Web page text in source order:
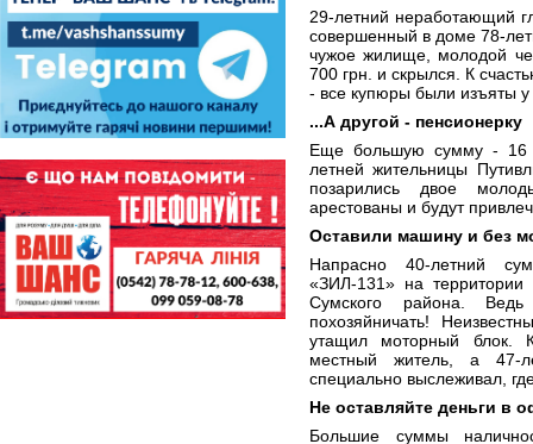
29-летний неработающий
совершенный в доме 78-
чужое жилище, молодой
700 грн. и скрылся. К
- все купюры были изъяты у
...А другой - пенсионерку
Еще большую сумму - 16
летней жительницы
позарились двое
арестованы и будут
Оставили машину и без
Напрасно 40-летний
«ЗИЛ-131» на
Сумского района.
похозяйничать!
утащил моторный блок.
местный житель, а 47-
специально выслеживал,
Не оставляйте деньги в
Большие суммы